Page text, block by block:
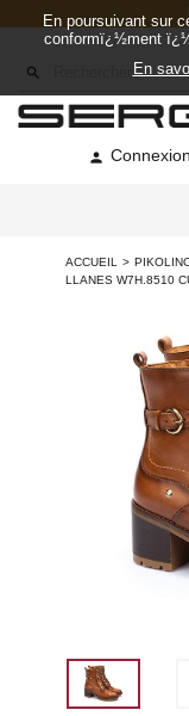

 Connexion
ACCUEIL
LLANES W7H.8510
En poursuivant sur
conformï¿½ment
En